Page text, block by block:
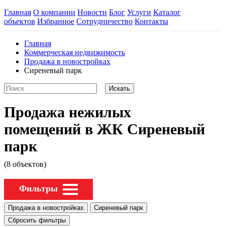
Главная О компании Новости Блог Услуги Каталог
объектов Избранное Сотрудничество Контакты
Главная
Коммерческая недвижимость
Продажа в новостройках
Сиреневый парк
Продажа нежилых
помещений в ЖК Сиреневый
парк
(8 объектов)
Фильтры